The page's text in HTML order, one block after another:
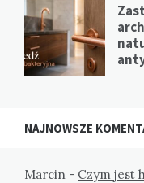
NAJNOWSZE
Marcin - Czym jest